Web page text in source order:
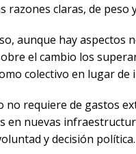
razones claras, de peso
aunque hay aspectos
el cambio los
colectivo en lugar de
no requiere de gastos
en nuevas
y decisión política.